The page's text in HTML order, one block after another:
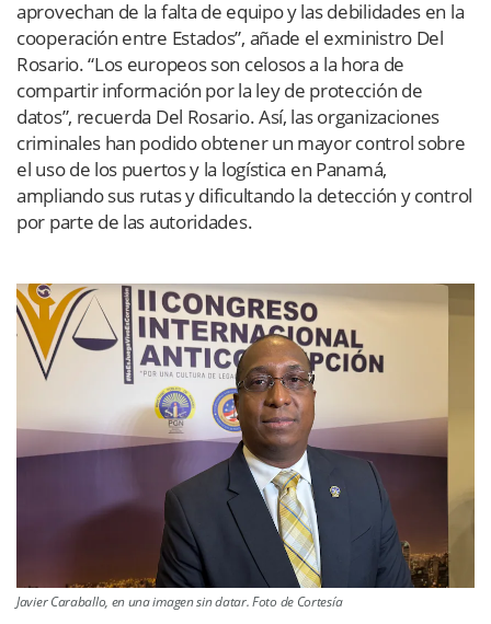
aprovechan de la falta de equipo y las debilidades en la
cooperación entre Estados”, añade el exministro Del
Rosario. “Los europeos son celosos a la hora de
compartir información por la ley de protección de
datos”, recuerda Del Rosario. Así, las organizaciones
criminales han podido obtener un mayor control sobre
el uso de los puertos y la logística en Panamá,
ampliando sus rutas y dificultando la detección y control
por parte de las autoridades.
Javier Caraballo, en una imagen sin datar. Foto de Cortesía